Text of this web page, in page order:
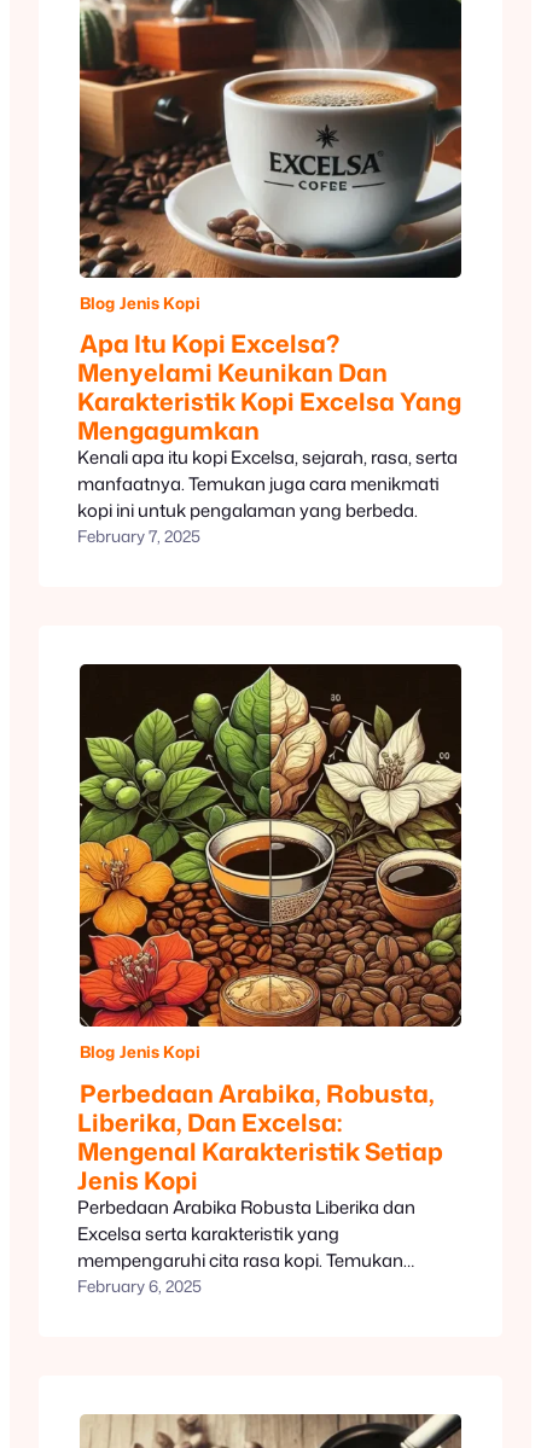
Blog Jenis Kopi
Apa Itu Kopi Excelsa?
Menyelami Keunikan Dan
Karakteristik Kopi Excelsa Yang
Mengagumkan
Kenali apa itu kopi Excelsa, sejarah, rasa, serta
manfaatnya. Temukan juga cara menikmati
kopi ini untuk pengalaman yang berbeda.
February 7, 2025
Blog Jenis Kopi
Perbedaan Arabika, Robusta,
Liberika, Dan Excelsa:
Mengenal Karakteristik Setiap
Jenis Kopi
Perbedaan Arabika Robusta Liberika dan
Excelsa serta karakteristik yang
mempengaruhi cita rasa kopi. Temukan
pilihanmu di freshcaff.
February 6, 2025